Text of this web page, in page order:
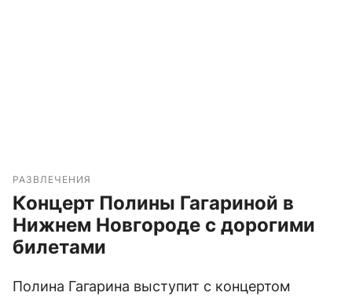
РАЗВЛЕЧЕНИЯ
Концерт Полины Гагариной в
Нижнем Новгороде с дорогими
билетами
Полина Гагарина выступит с концертом